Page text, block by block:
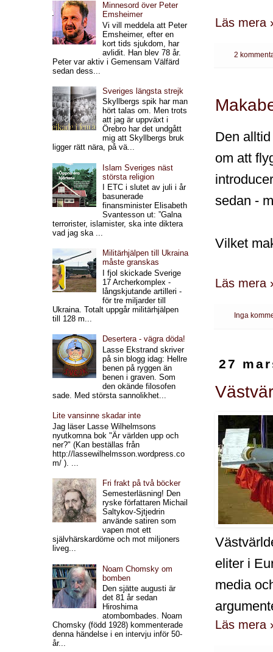
Läs mera
2
Den
om att
sedan -
Vilket
Läs mera
Inga
27
eliter i
media
Läs mera
Minnesord över Peter
Emsheimer
Vi vill meddela att Peter
Emsheimer, efter en
kort tids sjukdom, har
avlidit. Han blev 78 år.
Peter var aktiv i Gemensam Välfärd
sedan dess...
Sveriges längsta strejk
Skyllbergs spik har man
hört talas om. Men trots
att jag är uppväxt i
Örebro har det undgått
mig att Skyllbergs bruk
ligger rätt nära, på vä...
Islam Sveriges näst
största religion
I ETC i slutet av juli i år
basunerade
finansminister Elisabeth
Svantesson ut: ”Galna
terrorister, islamister, ska inte diktera
vad jag ska ...
Militärhjälpen till Ukraina
måste granskas
I fjol skickade Sverige
17 Archerkomplex -
långskjutande artilleri -
för tre miljarder till
Ukraina. Totalt uppgår militärhjälpen
till 128 m...
Desertera - vägra döda!
Lasse Ekstrand skriver
på sin blogg idag: Hellre
benen på ryggen än
benen i graven. Som
den okände filosofen
sade. Med största sannolikhet...
Lite vansinne skadar inte
Jag läser Lasse Wilhelmsons
nyutkomna bok "Är världen upp och
ner?" (Kan beställas från
http://lassewilhelmsson.wordpress.co
m/ ). ...
Fri frakt på två böcker
Semesterläsning! Den
ryske författaren Michail
Saltykov-Sjtjedrin
använde satiren som
vapen mot ett
självhärskardöme och mot miljoners
liveg...
Noam Chomsky om
bomben
Den sjätte augusti är
det 81 år sedan
Hiroshima
atombombades. Noam
Chomsky (född 1928) kommenterade
denna händelse i en intervju inför 50-
år...